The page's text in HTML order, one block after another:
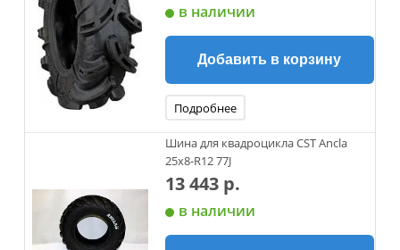
в наличии
Добавить в корзину
Подробнее
Шина для квадроцикла CST Ancla
25x8-R12 77J
13 443 р.
в наличии